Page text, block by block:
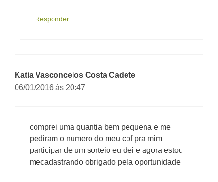
Responder
Katia Vasconcelos Costa Cadete
06/01/2016 às 20:47
comprei uma quantia bem pequena e me
pediram o numero do meu cpf pra mim
participar de um sorteio eu dei e agora estou
mecadastrando obrigado pela oportunidade